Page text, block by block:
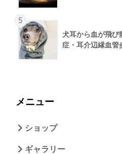
5
犬耳から血が飛び
症・耳介辺縁血管
メニュー
ショップ
ギャラリー